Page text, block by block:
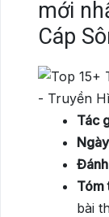
mới
Cáp
Tác
Tóm
bài